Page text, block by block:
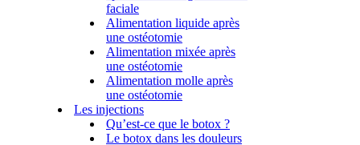
faciale
Alimentation liquide après
une ostéotomie
Alimentation mixée après
une ostéotomie
Alimentation molle après
une ostéotomie
Les injections
Qu’est-ce que le botox ?
Le botox dans les douleurs